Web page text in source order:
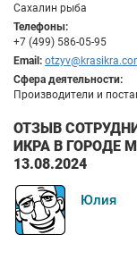
Сахалин рыба
Телефоны:
+7 (499) 586-05-95
Email:
Сфера деятельности:
Производители и
ОТЗЫВ
ИКРА В ГОРОДЕ
13.08.2024
Юлия